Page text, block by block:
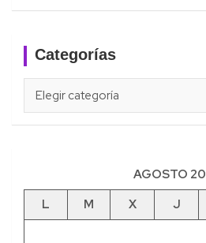
Categorías
AGOSTO
L
M X J